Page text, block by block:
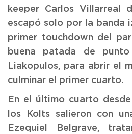
keeper Carlos Villarreal
escapó solo por la banda
primer touchdown del
buena patada de
Liakopulos, para abrir el
culminar el primer cuarto.
En el último cuarto
los Kolts salieron con
Ezequiel Belgrave,